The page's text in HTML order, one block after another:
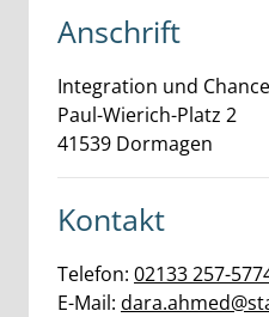
Anschrift
Integration und
Paul-Wierich-Platz 2
41539 Dormagen
Kontakt
Telefon: 02133 257-
E-Mail: